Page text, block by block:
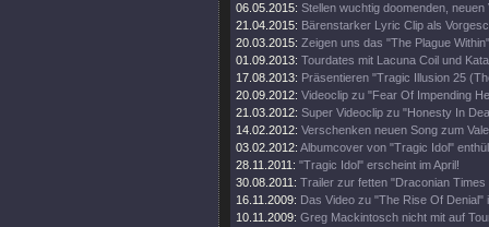
06.05.2015: Stellen wuchtig doomenden, neuen
21.04.2015: Bärenstarker Lyric Clip als
20.03.2015: Zeigen uns das "The Plague
01.09.2013: Tourdates mit Lacuna Coil und
17.08.2013: Präsentieren "Tragic Illusion 25
20.09.2012: Videoclip zu "Fear Of Impending
21.03.2012: Super Videoclip zu "Honesty In
14.02.2012: Verschenken neuen Song zum
03.02.2012: Albumcover von "Tragic Idol"
28.11.2011: "Tragic Idol" erscheint im April!
30.08.2011: Trailer zur fetten "Draconian Times
16.11.2009: Das Video zu "The Rise Of Denial"
10.11.2009: Greg Mackintosch nicht mit auf